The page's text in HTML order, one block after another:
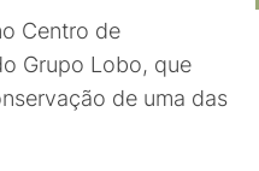
Centro de
Grupo Lobo, que
de uma das